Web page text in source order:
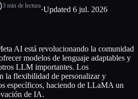
3 min de lectura·Updated 6 jul. 2026
AI está revolucionando la comunidad
modelos de lenguaje adaptables y
LLM importantes. Los
la flexibilidad de personalizar y
específicos, haciendo de LLaMA un
de IA.